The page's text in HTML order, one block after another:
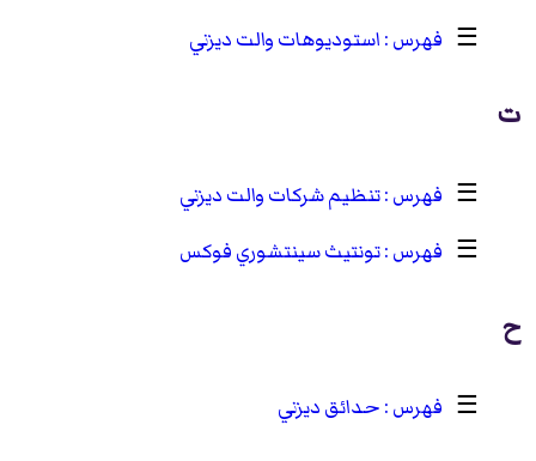
☰
استوديوهات والت ديزني
ت
☰
تنظيم شركات والت ديزني
☰
تونتيث سينتشوري فوكس
ح
☰ حدائق ديزني